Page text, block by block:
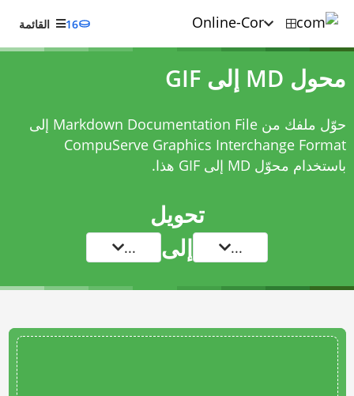
16 القائمة
محول MD إلى GIF
حوّل ملفك من Markdown Documentation File إلى
CompuServe Graphics Interchange Format
باستخدام محوّل MD إلى GIF هذا.
تحويل
... إلى ...